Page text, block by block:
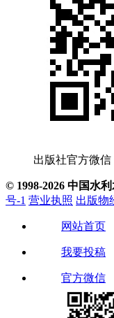
出版社官方微信
© 1998-2026 中国水
号-1 营业执照 出版物
网站首页
我要投稿
官方微信